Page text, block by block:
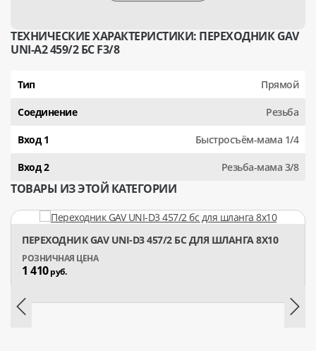
ТЕХНИЧЕСКИЕ ХАРАКТЕРИСТИКИ: ПЕРЕХОДНИК GAV
UNI-A2 459/2 БС F3/8
Тип Прямой
Соединение Резьба
Вход 1 Быстросъём-мама 1/4
Вход 2 Резьба-мама 3/8
ТОВАРЫ ИЗ ЭТОЙ КАТЕГОРИИ
ПЕРЕХОДНИК GAV UNI-D3 457/2 БС ДЛЯ ШЛАНГА 8X10
1 410руб.